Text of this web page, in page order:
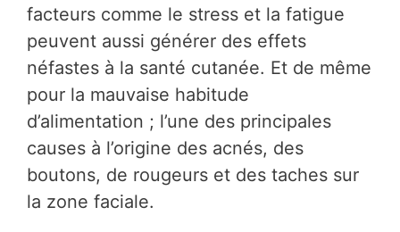
facteurs comme le stress et la fatigue
peuvent aussi générer des effets
néfastes à la santé cutanée. Et de même
pour la mauvaise habitude
d’alimentation ; l’une des principales
causes à l’origine des acnés, des
boutons, de rougeurs et des taches sur
la zone faciale.